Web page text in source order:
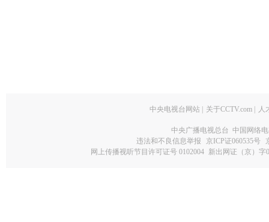
中央电视台网站 关于CCTV.com 人
中央广播电视总台 中国网络
违法和不良信息举报
京ICP证060535号
网上传播视听节目许可证号 0102004 新出网证（京）